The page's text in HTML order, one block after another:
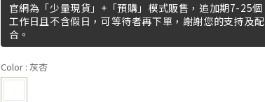
官網為「少量現貨」+「預購」模式販售，追加期7-25個
工作日且不含假日，可等待者再下單，謝謝您的支持及配
合。
Color : 灰杏